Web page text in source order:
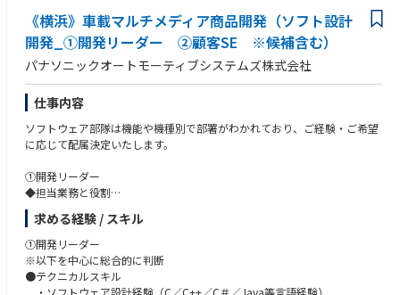
ジメント推進する中軸人材
ビジネス価値やROI、収支の最大化、「開発・納入・品質・コスト」を
包括的にマネジメント、製品ライフサイクル全体においてプロダクトマネ
ジメントを推進
・顧客と内部ステークホルダー対応リーダー
提供価値と投資適正化・収支最大化を軸に、プロジェクト計画を立案して
顧客と内部ステークホルダーとプロジェクト連携推進と完遂
KGI/KPIを達成できるようにプロジェクト運営を行ってチームでの成果
を最大化
②SEリーダー/SE担当
・SE職能の代表として顧客対応、仕様策定、プロジェクト課題解決を担当
する複数のSEメンバーをリードし、商品全般に対する仕様策定・課題解決
を推進する
・専門知識・経験を活かして顧客と共創活動を通じて、プロジェクト推進
やプロセス再構築などの実務推進で主導的な役割を果たして共通ゴールを
達成
・組み込みソフト開発 or カーOEMとの対応、オートモーティブ関連の
業務経験
・品質問題を、真因分析（5wayやなぜなぜ分析など）を実施すること
で、課題を特定した経験のある方
・お客様と協働して、課題の解決に取り組んだ経験のある方
・データ分析や統計の知識および業務経験のある方
・海外駐在やカーメーカーへの出向経験のある方
・大規模ソフト開発（100名以上）の開発経験
・顧客および他社との仕様調整業務(Working Group等)の経験
《横浜》車載マルチメディア商品開発（ソフト設計
開発_①開発リーダー ②顧客SE ※候補含む）
パナソニックオートモーティブシステムズ株式会社
仕事内容
ソフトウェア部隊は機能や機種別で部署がわかれており、ご経験・ご希望
に応じて配属決定いたします。
①開発リーダー
◆担当業務と役割
●ソフトウェア開発の開発マネージメントリーダー
・担当機種のソフトウェア開発プロジェクトの全体マネージメントと商品
化を担当
・複数の機能開発チーム(機能リーダー)の取り纏め
・目標のQCD達成に向けた全体管理
求める経験 / スキル
①開発リーダー
※以下を中心に総合的に判断
●テクニカルスキル